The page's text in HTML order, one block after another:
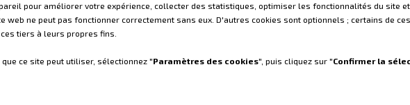
- avis de confidentialité
pour améliorer votre expérience, collecter des statistiques, optimiser les fonctionnalités du site
ne peut pas fonctionner correctement sans eux. D'autres cookies sont optionnels ; certains de
tiers à leurs propres fins.
ce site peut utiliser, sélectionnez "Paramètres des cookies", puis cliquez sur "Confirmer la